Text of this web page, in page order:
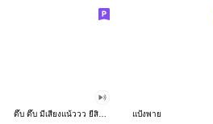
แป้งพาย